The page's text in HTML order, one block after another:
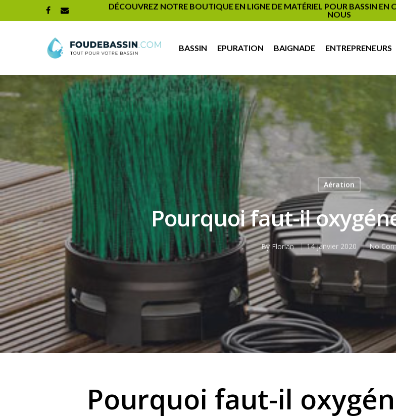
DÉCOUVREZ NOTRE BOUTIQUE EN LIGNE DE MATÉRIEL POUR BASSIN
NOUS
Hit enter to search or ESC to close
BASSIN EPURATION BAIGNADE ENTREPRENEURS
Aération
Pourquoi faut-il
By Florian 14 janvier 2020 No
Pourquoi faut-il